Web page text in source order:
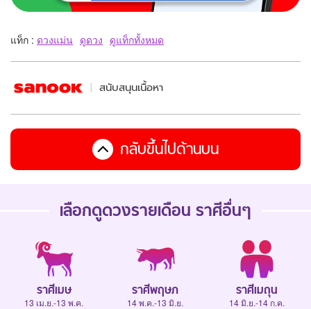
แท็ก : ดวงแม่น ดูดวง ดูแท็กทั้งหมด
สนับสนุนเนื้อหา
กลับขึ้นไปด้านบน
เลือกดูดวงรายเดือน ราศีอื่นๆ
ราศีเมษ
13 เม.ย.-13 พ.ค.
ราศีพฤษภ
14 พ.ค.-13 มิ.ย.
ราศีเมถุน
14 มิ.ย.-14 ก.ค.